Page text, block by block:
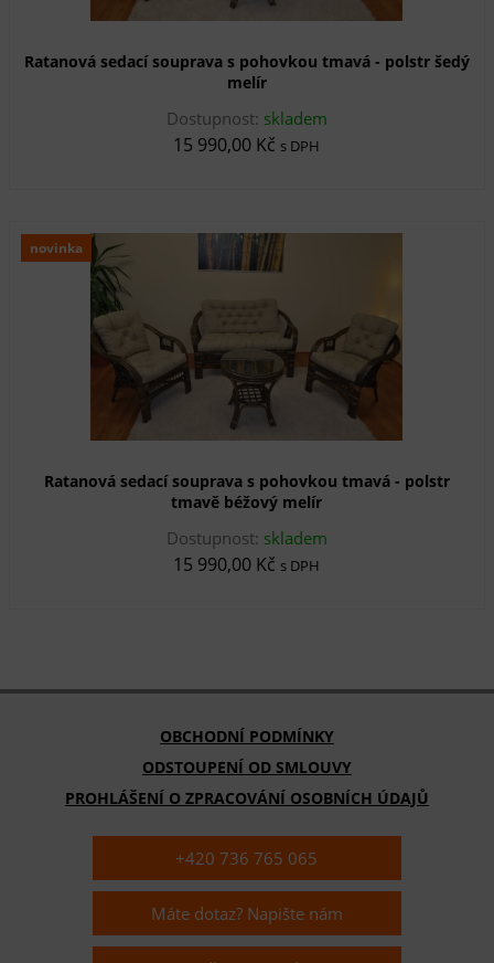
Ratanová sedací souprava s pohovkou tmavá - polstr šedý
melír
Dostupnost: skladem
15 990,00 Kč s DPH
novinka
Ratanová sedací souprava s pohovkou tmavá - polstr
tmavě béžový melír
Dostupnost: skladem
15 990,00 Kč s DPH
OBCHODNÍ PODMÍNKY
ODSTOUPENÍ OD SMLOUVY
PROHLÁŠENÍ O ZPRACOVÁNÍ OSOBNÍCH ÚDAJŮ
+420 736 765 065
Máte dotaz? Napište nám